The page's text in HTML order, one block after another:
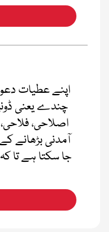
اپنے عطیات
چندے یعنی
اصلاحی، فلاحی،
آمدنی بڑھانے کے
جا سکتا ہے تا کہ